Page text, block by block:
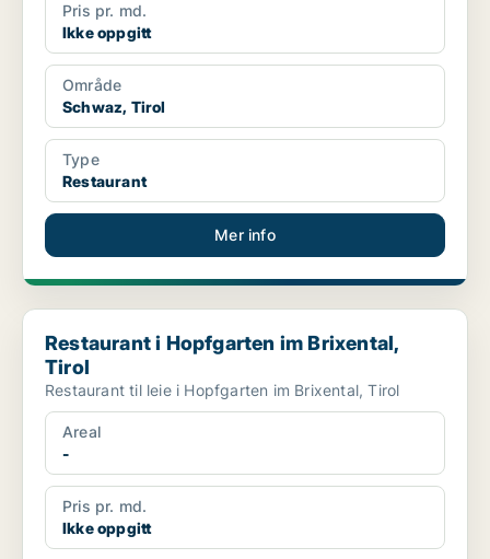
Pris pr. md.
Ikke oppgitt
Område
Schwaz, Tirol
Type
Restaurant
Mer info
Restaurant i Hopfgarten im Brixental, Tirol
Restaurant i Hopfgarten im Brixental,
Tirol
Restaurant til leie i Hopfgarten im Brixental, Tirol
Areal
-
Pris pr. md.
Ikke oppgitt